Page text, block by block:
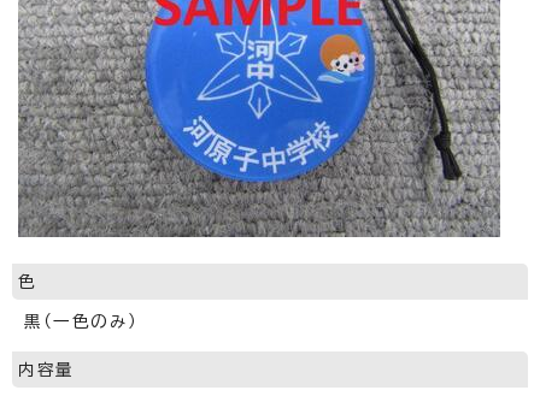
色
黒（一色のみ）
内容量